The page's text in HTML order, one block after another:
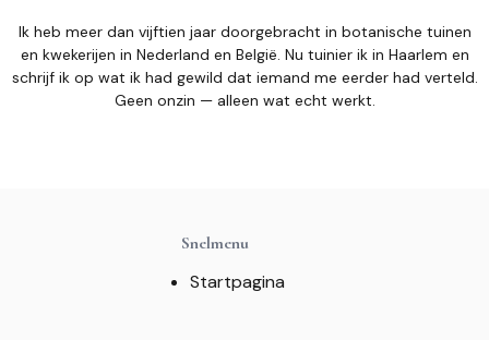
Ik heb meer dan vijftien jaar doorgebracht in botanische tuinen
en kwekerijen in Nederland en België. Nu tuinier ik in Haarlem en
schrijf ik op wat ik had gewild dat iemand me eerder had verteld.
Geen onzin — alleen wat echt werkt.
Snelmenu
Startpagina